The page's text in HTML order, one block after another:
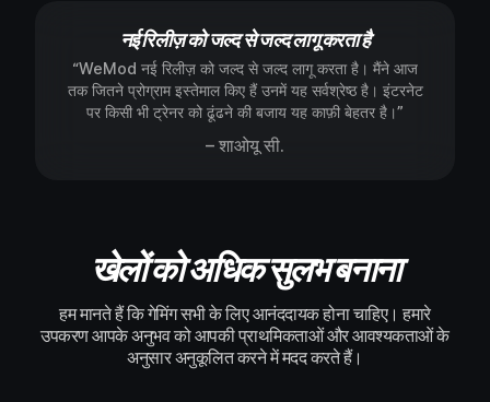
नई रिलीज़ को जल्द से जल्द लागू करता है
“WeMod नई रिलीज़ को जल्द से जल्द लागू करता है। मैंने आज
तक जितने प्रोग्राम इस्तेमाल किए हैं उनमें यह सर्वश्रेष्ठ है। इंटरनेट
पर किसी भी ट्रेनर को ढूंढने की बजाय यह काफ़ी बेहतर है।”
– शाओयू सी.
खेलों को अधिक सुलभ बनाना
हम मानते हैं कि गेमिंग सभी के लिए आनंददायक होना चाहिए। हमारे
उपकरण आपके अनुभव को आपकी प्राथमिकताओं और आवश्यकताओं के
अनुसार अनुकूलित करने में मदद करते हैं।